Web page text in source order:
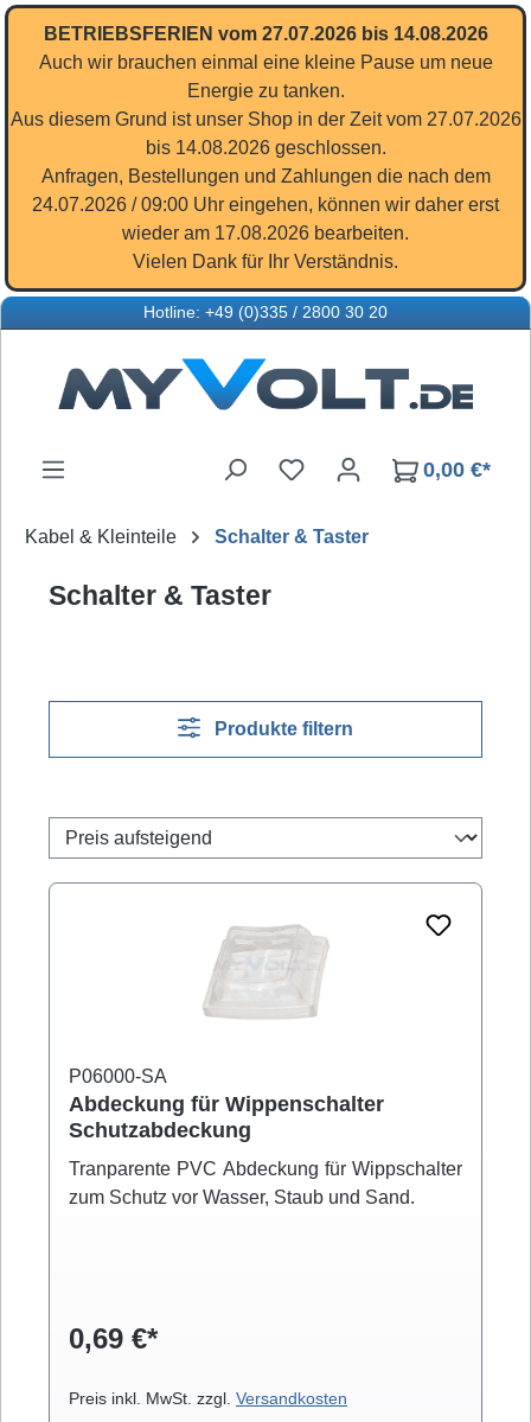
Zum Hauptinhalt springen
BETRIEBSFERIEN vom 27.07.2026 bis 14.08.2026
Auch wir brauchen einmal eine kleine Pause um neue
Energie zu tanken.
Aus diesem Grund ist unser Shop in der Zeit vom 27.07.2026
bis 14.08.2026 geschlossen.
Anfragen, Bestellungen und Zahlungen die nach dem
24.07.2026 / 09:00 Uhr eingehen, können wir daher erst
wieder am 17.08.2026 bearbeiten.
Vielen Dank für Ihr Verständnis.
Hotline: +49 (0)335 / 2800 30 20
Du hast 0 Produkte auf
0,00 €*
Kabel & Kleinteile Schalter & Taster
Schalter & Taster
Produkte filtern
P06000-SA
Abdeckung für Wippenschalter
Schutzabdeckung
Tranparente PVC Abdeckung für Wippschalter
zum Schutz vor Wasser, Staub und Sand.
0,69 €*
Preis inkl. MwSt. zzgl. Versandkosten